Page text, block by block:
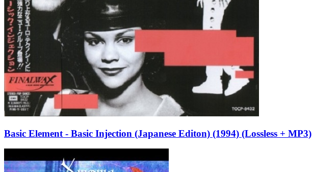
Basic Element - Basic Injection (Japanese Editon) (1994) (Lossless + MP3)